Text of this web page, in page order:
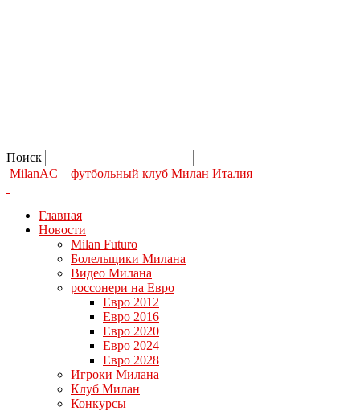
Поиск
MilanAC – футбольный клуб Милан Италия
Главная
Новости
Milan Futuro
Болельщики Милана
Видео Милана
россонери на Евро
Евро 2012
Евро 2016
Евро 2020
Евро 2024
Евро 2028
Игроки Милана
Клуб Милан
Конкурсы